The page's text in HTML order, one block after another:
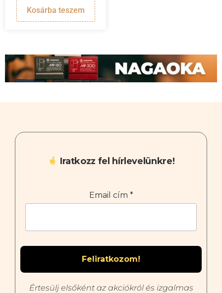
Kosárba teszem
Iratkozz fel hírlevelünkre!
Email cím *
Értesülj elsőként az akciókról és izgalmas